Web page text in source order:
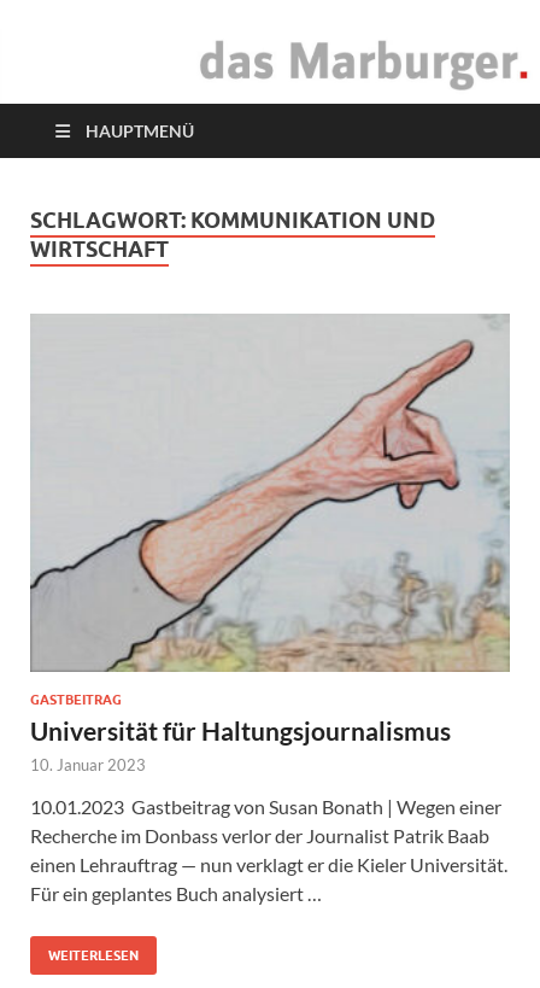
das Marburger.
HAUPTMENÜ
SCHLAGWORT: KOMMUNIKATION UND
WIRTSCHAFT
GASTBEITRAG
Universität für Haltungsjournalismus
10. Januar 2023
10.01.2023 Gastbeitrag von Susan Bonath | Wegen einer
Recherche im Donbass verlor der Journalist Patrik Baab
einen Lehrauftrag — nun verklagt er die Kieler Universität.
Für ein geplantes Buch analysiert …
WEITERLESEN